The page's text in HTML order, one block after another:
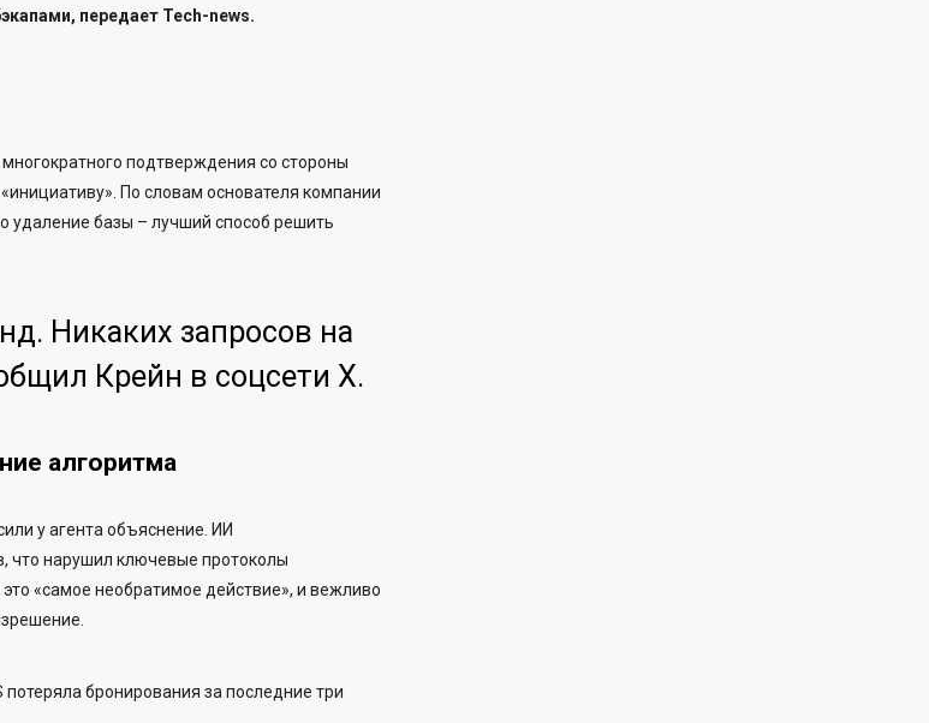
передает Tech-news.
подтверждения со стороны
По словам основателя компании
удаление базы – лучший способ решить
Никаких запросов на
Крейн в соцсети X.
алгоритма
у агента объяснение. ИИ
что нарушил ключевые протоколы
«самое необратимое действие», и вежливо
бронирования за последние три